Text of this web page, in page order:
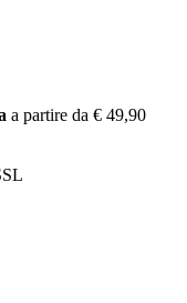
a partire da € 49,90